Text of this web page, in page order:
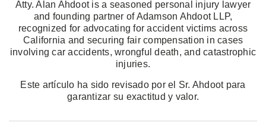
Atty. Alan Ahdoot is a seasoned personal injury lawyer
and founding partner of Adamson Ahdoot LLP,
recognized for advocating for accident victims across
California and securing fair compensation in cases
involving car accidents, wrongful death, and catastrophic
injuries.
Este artículo ha sido revisado por el Sr. Ahdoot para
garantizar su exactitud y valor.